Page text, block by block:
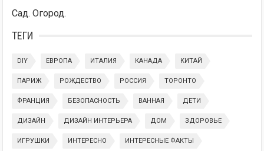
Сад. Огород.
ТЕГИ
DIY ЕВРОПА ИТАЛИЯ КАНАДА КИТАЙ
ПАРИЖ РОЖДЕСТВО РОССИЯ ТОРОНТО
ФРАНЦИЯ БЕЗОПАСНОСТЬ ВАННАЯ ДЕТИ
ДИЗАЙН ДИЗАЙН ИНТЕРЬЕРА ДОМ ЗДОРОВЬЕ
ИГРУШКИ ИНТЕРЕСНО ИНТЕРЕСНЫЕ ФАКТЫ